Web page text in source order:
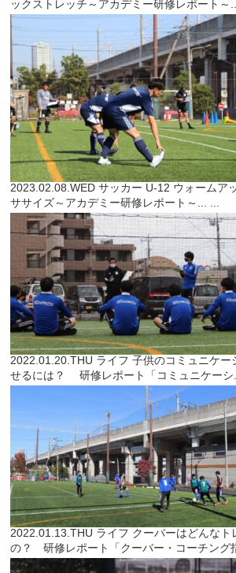
ックストレッチ～アカデミー研修レポート～
2023.02.08.WED サッカー U-12 ウォームア
ササイズ～アカデミー研修レポート～... ...
2022.01.20.THU ライフ 子供のコミュニケー
せるには？ 研修レポート「コミュニケーシ
2022.01.13.THU ライフ クーバーはどんなト
の？ 研修レポート「クーバー・コーチング